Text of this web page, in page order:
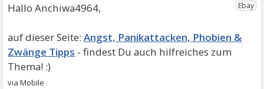
Hallo Anchiwa4964,
Angst, Panikattacken, Phobien &
Zwänge Tipps